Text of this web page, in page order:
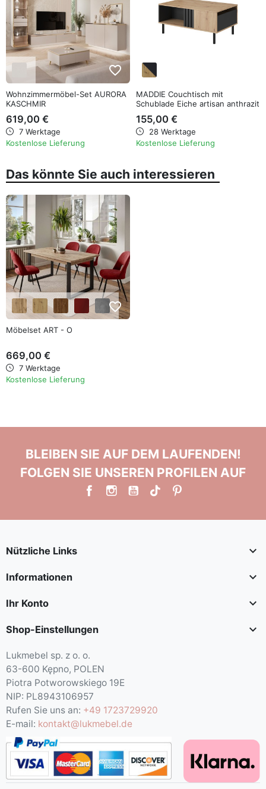
favorite_border
Wohnzimmermöbel-Set AURORA
KASCHMIR
619,00 €
7 Werktage
Kostenlose Lieferung
MADDIE Couchtisch mit
Schublade Eiche artisan anthrazit
155,00 €
28 Werktage
Kostenlose Lieferung
Das könnte Sie auch interessieren
favorite_border
Möbelset ART - O
669,00 €
7 Werktage
Kostenlose Lieferung
BLEIBEN SIE AUF DEM LAUFENDEN!
FOLGEN SIE UNSEREN PROFILEN AUF
Nützliche Links 
Informationen 
Ihr Konto 
Shop-Einstellungen 
Lukmebel sp. z o. o.
63-600 Kępno, POLEN
Piotra Potworowskiego 19E
NIP: PL8943106957
Rufen Sie uns an: +49 1723729920
E-mail: kontakt@lukmebel.de